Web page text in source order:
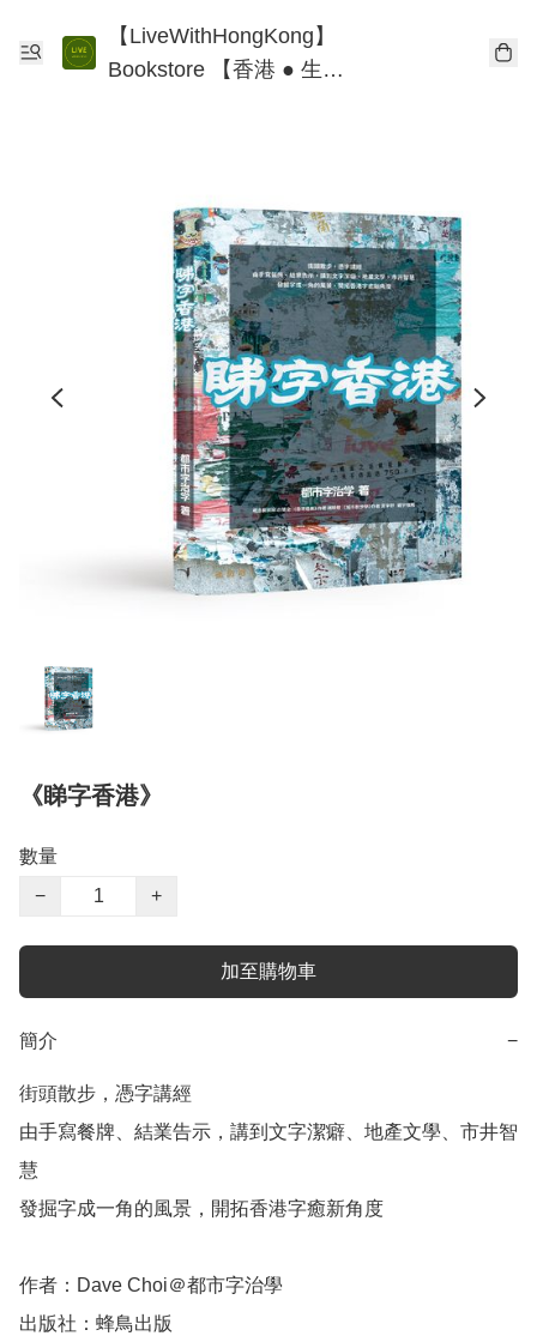
【LiveWithHongKong】
Bookstore 【香港 ● 生
《睇字香港》
數量
−
+
加至購物車
簡介 −
街頭散步，憑字講經
由手寫餐牌、結業告示，講到文字潔癖、地產文學、市井智
慧
發掘字成一角的風景，開拓香港字癒新角度
作者：Dave Choi＠都市字治學
出版社：蜂鳥出版